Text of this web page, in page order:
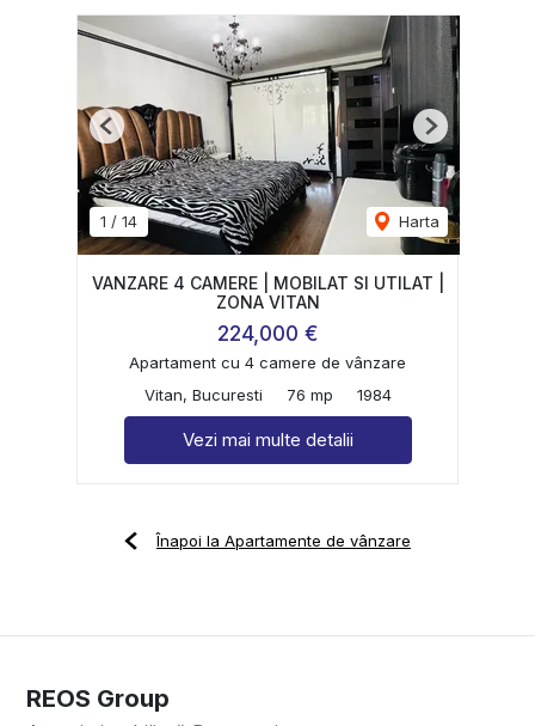
1 / 14 Harta
Previous Next
VANZARE 4 CAMERE | MOBILAT SI UTILAT |
ZONA VITAN
224,000 €
Apartament cu 4 camere de vânzare
Vitan, Bucuresti
76 mp 1984
Vezi mai multe detalii
Înapoi la Apartamente de vânzare
REOS Group